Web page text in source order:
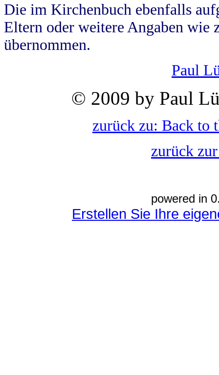
Die im Kirchenbuch ebenfalls
Eltern oder weitere Angaben wie
übernommen.
Paul
© 2009 by Paul
zurück zu: Back to
zurück
powered in
Erstellen Sie Ihre